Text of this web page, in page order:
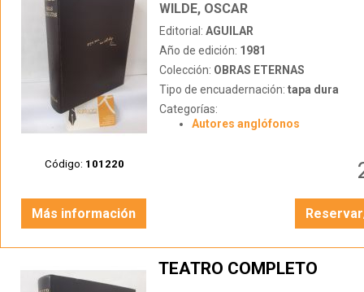
Código: 101220
WILDE, OSCAR
Editorial: AGUILAR
Año de edición: 1981
Colección: OBRAS ETERNAS
Tipo de encuadernación: tapa dura
Categorías:
Autores anglófonos
Más información
TEATRO COMPLETO